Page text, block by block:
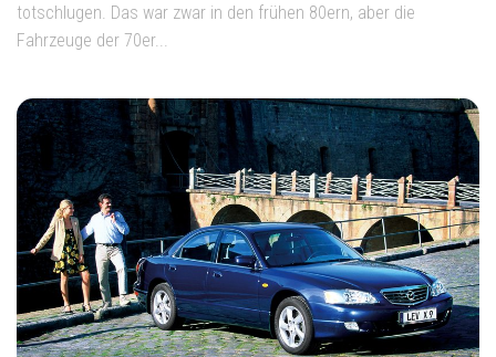
totschlugen. Das war zwar in den frühen 80ern, aber die
Fahrzeuge der 70er...